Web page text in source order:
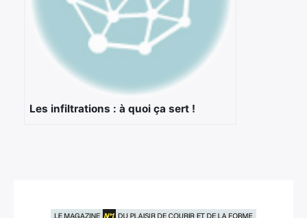
Les infiltrations : à quoi ça sert !